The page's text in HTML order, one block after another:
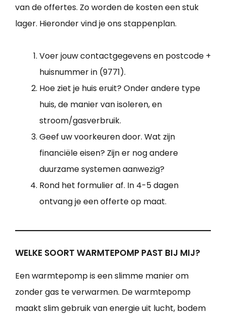
van de offertes. Zo worden de kosten een stuk
lager. Hieronder vind je ons stappenplan.
Voer jouw contactgegevens en postcode +
huisnummer in (9771).
Hoe ziet je huis eruit? Onder andere type
huis, de manier van isoleren, en
stroom/gasverbruik.
Geef uw voorkeuren door. Wat zijn
financiële eisen? Zijn er nog andere
duurzame systemen aanwezig?
Rond het formulier af. In 4-5 dagen
ontvang je een offerte op maat.
WELKE SOORT WARMTEPOMP PAST BIJ MIJ?
Een warmtepomp is een slimme manier om
zonder gas te verwarmen. De warmtepomp
maakt slim gebruik van energie uit lucht, bodem